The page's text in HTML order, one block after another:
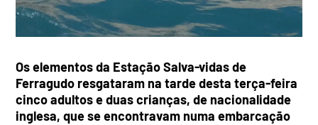
Os elementos da Estação Salva-vidas de
Ferragudo resgataram na tarde desta terça-feira
cinco adultos e duas crianças, de nacionalidade
inglesa, que se encontravam numa embarcação